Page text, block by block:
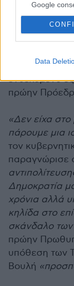
Google
Data
δυνάμεις
να βγει η
για τον
Είπε ότι θα
ενδεχόμενο
πρώην
«Δεν είχα
πάρουμε μια
τον
παραγνώρισε
Δημοκρατία
χρόνια αλλά
κηλίδα στο
σκάνδαλο
πρώην
υπόθεση των
Βουλή